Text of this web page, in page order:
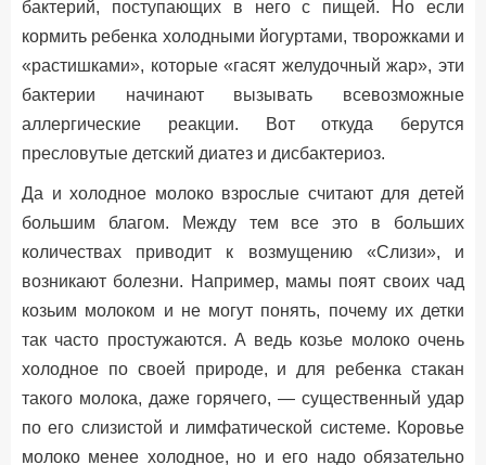
бактерий, поступающих в него с пищей. Но если
кормить ребенка холодными йогуртами, творожками и
«растишками», которые «гасят желудочный жар», эти
бактерии начинают вызывать всевозможные
аллергические реакции. Вот откуда берутся
пресловутые детский диатез и дисбактериоз.
Да и холодное молоко взрослые считают для детей
большим благом. Между тем все это в больших
количествах приводит к возмущению «Слизи», и
возникают болезни. Например, мамы поят своих чад
козьим молоком и не могут понять, почему их детки
так часто простужаются. А ведь козье молоко очень
холодное по своей природе, и для ребенка стакан
такого молока, даже горячего, — существенный удар
по его слизистой и лимфатической системе. Коровье
молоко менее холодное, но и его надо обязательно